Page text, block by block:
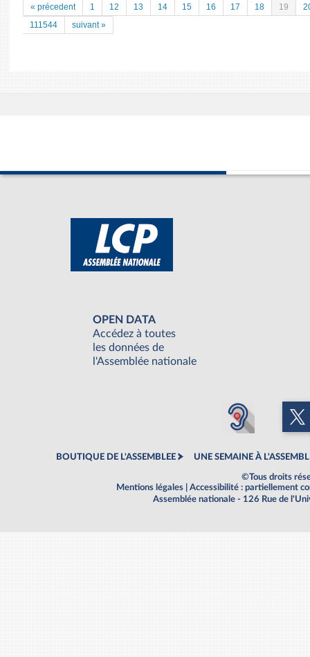
« précedent 1 12 13 14 15 16 17 18 19
111544
suivant »
OPEN DATA
Accédez à toutes
les données de
l'Assemblée nationale
BOUTIQUE DE L'ASSEMBLEE UNE SEMAINE À
©Tous droits
Mentions légales
Accessibilité : partiellement
Assemblée nationale - 126 Rue de